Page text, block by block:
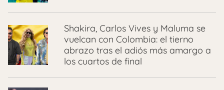
Shakira, Carlos Vives y Maluma se
vuelcan con Colombia: el tierno
abrazo tras el adiós más amargo a
los cuartos de final